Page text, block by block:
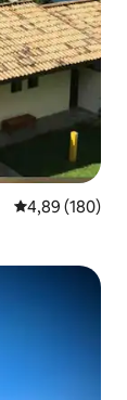
Évaluation
4,89 (180)